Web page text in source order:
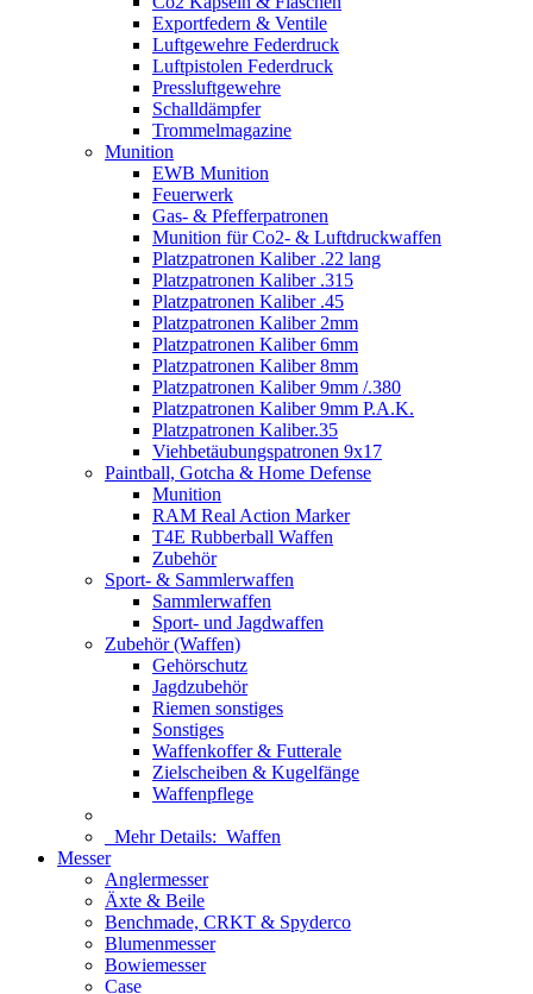
Exportfedern & Ventile
Luftgewehre Federdruck
Luftpistolen Federdruck
Pressluftgewehre
Schalldämpfer
Trommelmagazine
Munition
EWB Munition
Feuerwerk
Gas- & Pfefferpatronen
Munition für Co2- & Luftdruckwaffen
Platzpatronen Kaliber .22 lang
Platzpatronen Kaliber .315
Platzpatronen Kaliber .45
Platzpatronen Kaliber 2mm
Platzpatronen Kaliber 6mm
Platzpatronen Kaliber 8mm
Platzpatronen Kaliber 9mm /.380
Platzpatronen Kaliber 9mm P.A.K.
Platzpatronen Kaliber.35
Viehbetäubungspatronen 9x17
Paintball, Gotcha & Home Defense
Munition
RAM Real Action Marker
T4E Rubberball Waffen
Zubehör
Sport- & Sammlerwaffen
Sammlerwaffen
Sport- und Jagdwaffen
Zubehör (Waffen)
Gehörschutz
Jagdzubehör
Riemen sonstiges
Sonstiges
Waffenkoffer & Futterale
Zielscheiben & Kugelfänge
Waffenpflege
Mehr Details: Waffen
Messer
Anglermesser
Äxte & Beile
Benchmade, CRKT & Spyderco
Blumenmesser
Bowiemesser
Case